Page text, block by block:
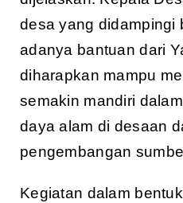
desa yang didampingi
adanya bantuan dari
diharapkan mampu
semakin mandiri
daya alam di desaan
pengembangan
Kegiatan dalam